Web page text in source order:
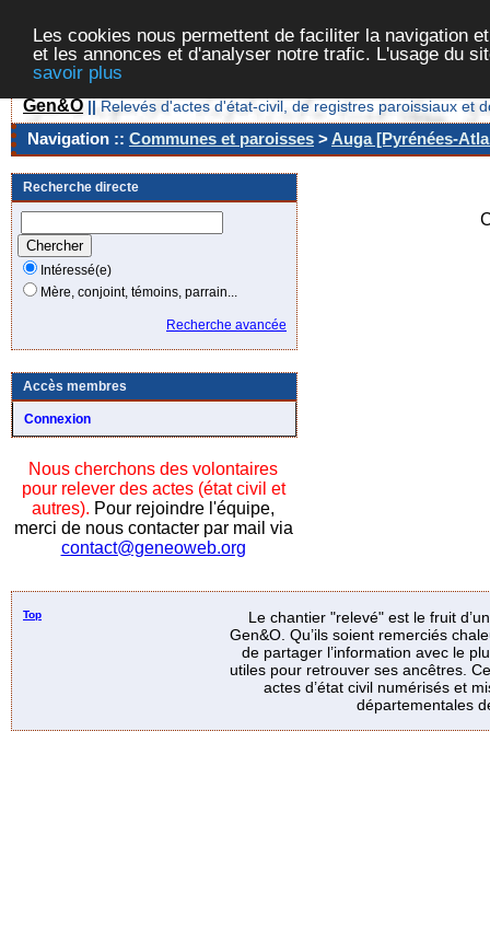
Les cookies nous permettent de faciliter la navigation
et les annonces et d'analyser notre trafic. L'usage du
savoir plus
Gen&O || Relevés d'actes d'état-civil, de registres paroissiaux et
Navigation :: Communes et paroisses >Auga [Pyrénées-
Recherche directe
Intéressé(e)
Mère, conjoint, témoins, parrain...
Recherche avancée
Accès membres
Connexion
Nous cherchons des volontaires
pour relever des actes (état civil et
autres). Pour rejoindre l'équipe,
merci de nous contacter par mail via
contact@geneoweb.org
Top
Le chantier "relevé" est le fruit
Gen&O. Qu’ils soient remerciés
de partager l’information avec le
utiles pour retrouver ses ancêtres.
actes d’état civil numérisés et
départementales